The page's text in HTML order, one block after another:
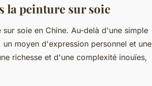
la peinture sur soie
soie en Chine. Au-delà d'une simple
moyen d'expression personnel et une
richesse et d'une complexité inouïes,